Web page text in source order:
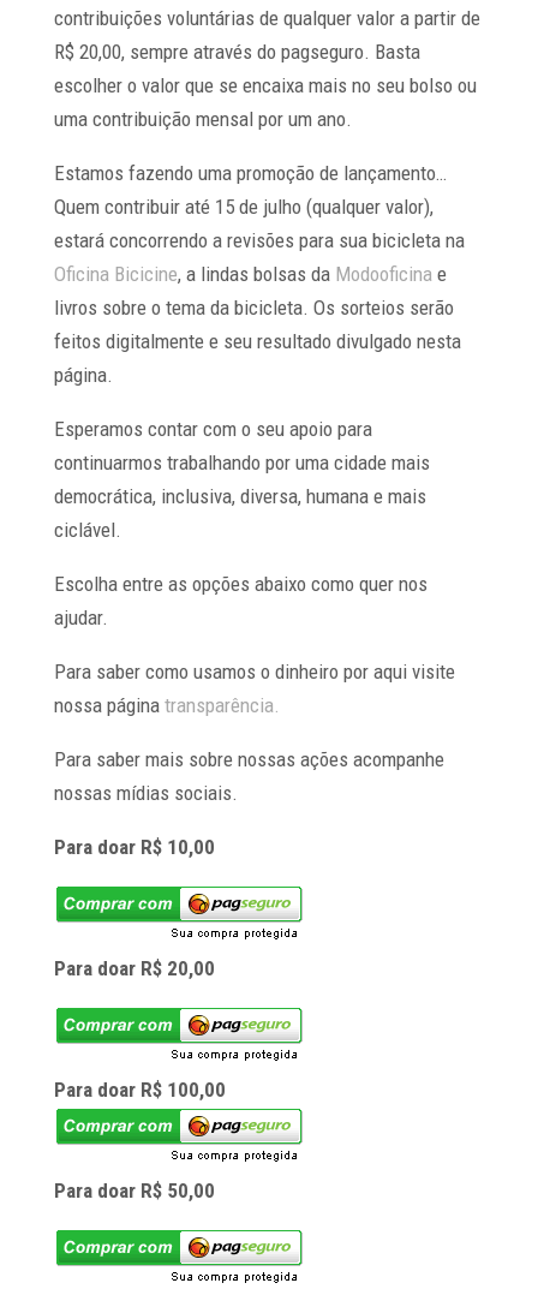
contribuições voluntárias de qualquer valor a partir de
R$ 20,00, sempre através do pagseguro. Basta
escolher o valor que se encaixa mais no seu bolso ou
uma contribuição mensal por um ano.
Estamos fazendo uma promoção de lançamento…
Quem contribuir até 15 de julho (qualquer valor),
estará concorrendo a revisões para sua bicicleta na
Oficina Bicicine, a lindas bolsas da Modooficinae
livros sobre o tema da bicicleta. Os sorteios serão
feitos digitalmente e seu resultado divulgado nesta
página.
Esperamos contar com o seu apoio para
continuarmos trabalhando por uma cidade mais
democrática, inclusiva, diversa, humana e mais
ciclável.
Escolha entre as opções abaixo como quer nos
ajudar.
Para saber como usamos o dinheiro por aqui visite
nossa página transparência.
Para saber mais sobre nossas ações acompanhe
nossas mídias sociais.
Para doar R$ 10,00
Para doar R$ 20,00
Para doar R$ 100,00
Para doar R$ 50,00